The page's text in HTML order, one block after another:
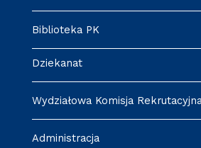
Biblioteka PK
Dziekanat
Wydziałowa Komisja
Administracja